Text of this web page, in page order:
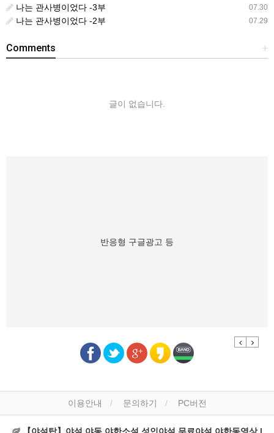
07.30
나는 관사병이었다 -3부
07.29
나는 관사병이었다 -2부
+
Comments
글이 없습니다.
반응형 구글광고 등
Previous
Next
이용안내 문의하기 PC버전